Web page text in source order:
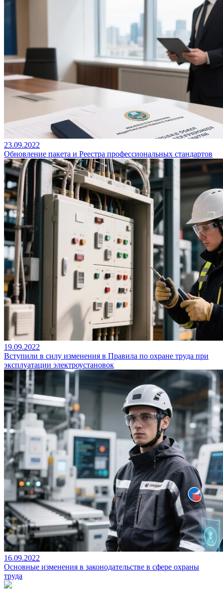
23.09.2022
Обновление пакета и Реестра профессиональных стандартов
19.09.2022
Вступили в силу изменения в Правила по охране труда при
эксплуатации электроустановок
16.09.2022
Основные изменения в законодательстве в сфере охраны
труда